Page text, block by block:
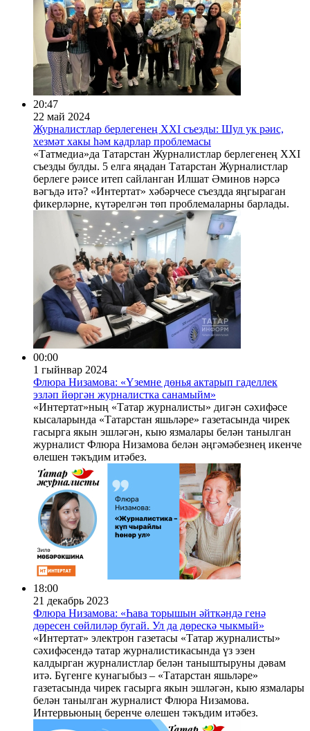
20:47
22 май 2024
Журналистлар берлегенең ХXI съезды: Шул ук рәис,
хезмәт хакы һәм кадрлар проблемасы
«Татмедиа»да Татарстан Журналистлар берлегенең ХXI
съезды булды. 5 елга яңадан Татарстан Журналистлар
берлеге рәисе итеп сайланган Илшат Әминов нәрсә
вәгъдә итә? «Интертат» хәбәрчесе съездда яңгыраган
фикерләрне, күтәрелгән төп проблемаларны барлады.
00:00
1 гыйнвар 2024
Флюра Низамова: «Үземне дөнья актарып гаделлек
эзләп йөргән журналистка санамыйм»
«Интертат»ның «Татар журналисты» дигән сәхифәсе
кысаларында «Татарстан яшьләре» газетасында чирек
гасырга якын эшләгән, кыю язмалары белән танылган
журналист Флюра Низамова белән әңгәмәбезнең икенче
өлешен тәкъдим итәбез.
18:00
21 декабрь 2023
Флюра Низамова: «Һава торышын әйткәндә генә
дөресен сөйлиләр бугай. Ул да дөрескә чыкмый»
«Интертат» электрон газетасы «Татар журналисты»
сәхифәсендә татар журналистикасында үз эзен
калдырган журналистлар белән таныштыруны дәвам
итә. Бүгенге кунагыбыз – «Татарстан яшьләре»
газетасында чирек гасырга якын эшләгән, кыю язмалары
белән танылган журналист Флюра Низамова.
Интервьюның беренче өлешен тәкъдим итәбез.